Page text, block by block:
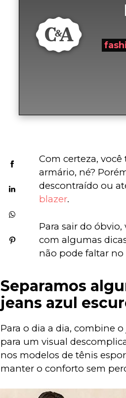
Com certeza,
armário, né?
descontraído ou
blazer.
Para sair do
com algumas
não pode faltar
Separamos
jeans azul
Para o dia a dia, combine
para um visual
nos modelos de tênis
manter o conforto sem